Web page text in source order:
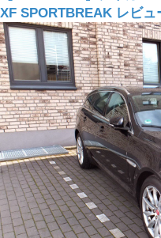
XF SPORTBREAK レビュ